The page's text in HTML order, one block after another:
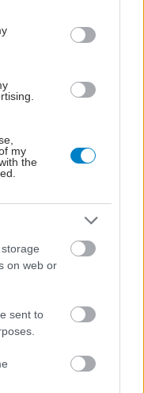
in below Google
my
the
on web or
sent to